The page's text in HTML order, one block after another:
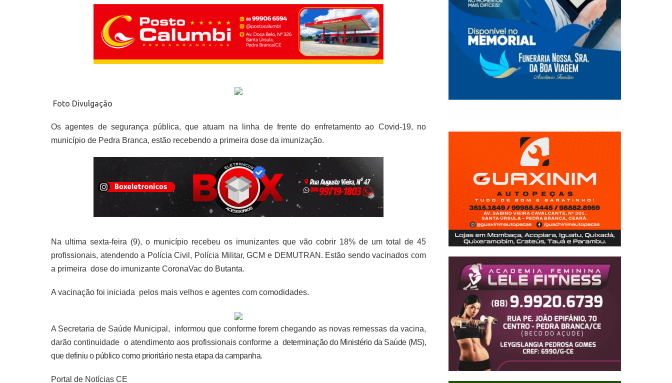
Foto Divulgação
Os agentes de segurança pública, que atuam na linha de frente do enfretamento ao Covid-19, no
município de Pedra Branca, estão recebendo a primeira dose da imunização.
Na ultima sexta-feira (9), o município recebeu os imunizantes que vão cobrir 18% de um total de 45
profissionais, atendendo a Polícia Civil, Polícia Militar, GCM e DEMUTRAN. Estão sendo vacinados com
a primeira dose do imunizante CoronaVac do Butanta.
A vacinação foi iniciada pelos mais velhos e agentes com comodidades.
A Secretaria de Saúde Municipal, informou que conforme forem chegando as novas remessas da vacina,
darão continuidade o atendimento aos profissionais conforme a determinação do Ministério da Saúde (MS),
que definiu o público como prioritário nesta etapa da campanha.
Portal de Notícias CE